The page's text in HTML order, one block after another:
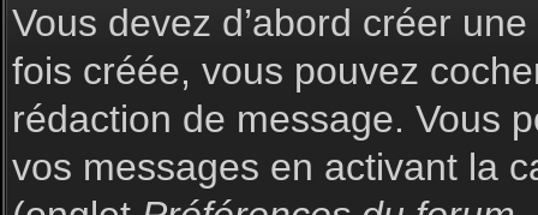
Vous devez d’abord créer
fois créée, vous pouvez
rédaction de message. Vous
vos messages en activant la